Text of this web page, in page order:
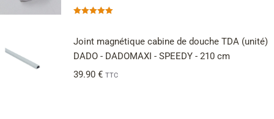
Joint magnétique cabine de douche TDA (unité)
DADO - DADOMAXI - SPEEDY - 210 cm
39.90 € TTC